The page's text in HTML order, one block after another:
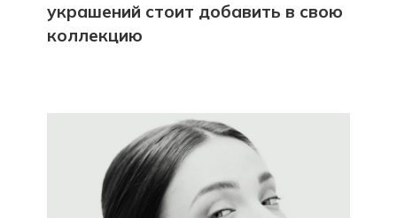
украшений стоит добавить в свою
коллекцию